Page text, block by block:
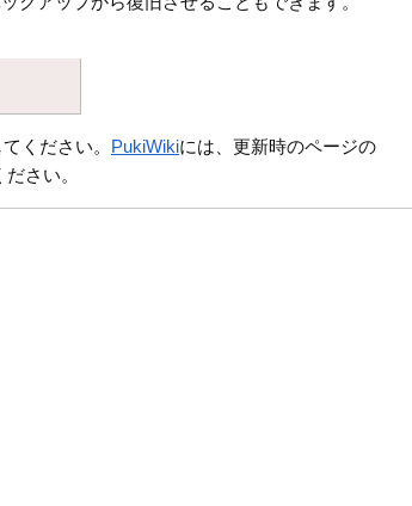
ください。 PukiWikiには、更新時のページの
さい。